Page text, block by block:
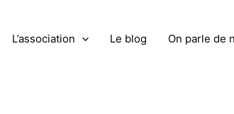
L’association Le blog On parle de